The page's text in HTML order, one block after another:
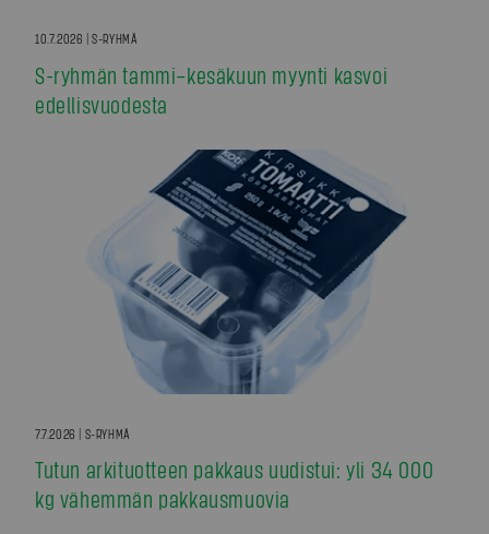
10.7.2026 | S-RYHMÄ
S-ryhmän tammi–kesäkuun myynti kasvoi
edellisvuodesta
7.7.2026 | S-RYHMÄ
Tutun arkituotteen pakkaus uudistui: yli 34 000
kg vähemmän pakkausmuovia